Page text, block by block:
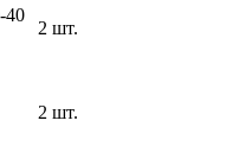
40
2 шт.
2 шт.